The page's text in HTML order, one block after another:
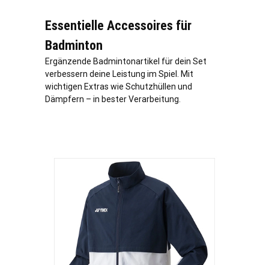
Essentielle Accessoires für
Badminton
Ergänzende Badmintonartikel für dein Set
verbessern deine Leistung im Spiel. Mit
wichtigen Extras wie Schutzhüllen und
Dämpfern – in bester Verarbeitung.